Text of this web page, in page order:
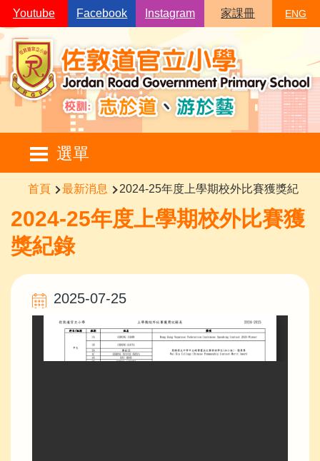
移至主內容
Youtube Facebook Instagram 家課冊 ENG
選單
Main
navigation
導
航
連
結
首頁 最新消息 2024-25年度上學期校外比賽獲獎紀錄
2024-25年度上學期校外比賽獲
獎紀錄
2025-07-25